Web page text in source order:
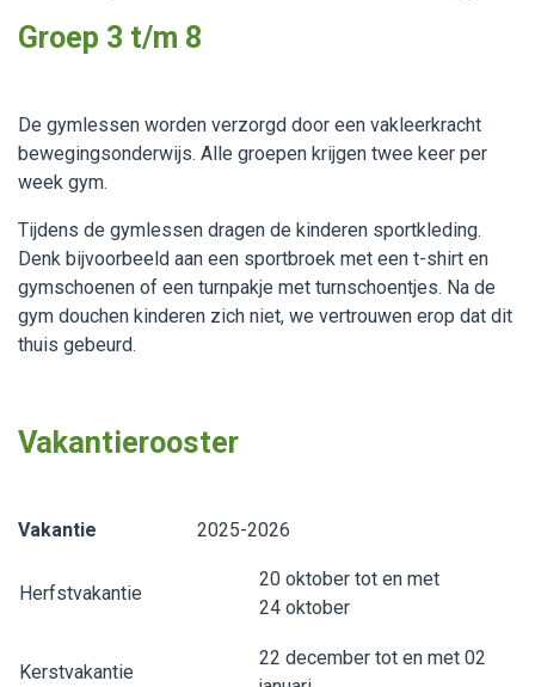
Groep 3 t/m 8
De gymlessen worden verzorgd door een vakleerkracht
bewegingsonderwijs. Alle groepen krijgen twee keer per
week gym.
Tijdens de gymlessen dragen de kinderen sportkleding.
Denk bijvoorbeeld aan een sportbroek met een t-shirt en
gymschoenen of een turnpakje met turnschoentjes. Na de
gym douchen kinderen zich niet, we vertrouwen erop dat dit
thuis gebeurd.
Vakantierooster
Vakantie 2025-2026
Herfstvakantie
20 oktober tot en met
24 oktober
Kerstvakantie
22 december tot en met 02